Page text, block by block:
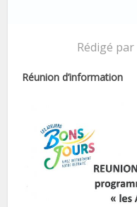
Rédigé par
Réunion d’information